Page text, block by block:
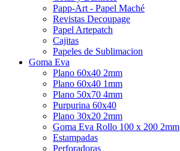
Papp-Art - Papel Maché
Revistas Decoupage
Papel Artepatch
Cajitas
Papeles de Sublimacion
Goma Eva
Plano 60x40 2mm
Plano 60x40 1mm
Plano 50x70 4mm
Purpurina 60x40
Plano 30x20 2mm
Goma Eva Rollo 100 x 200 2mm
Estampadas
Perforadoras